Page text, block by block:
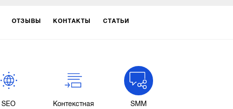
ОТЗЫВЫ КОНТАКТЫ СТАТЬИ
SEO
Контекстная
SMM